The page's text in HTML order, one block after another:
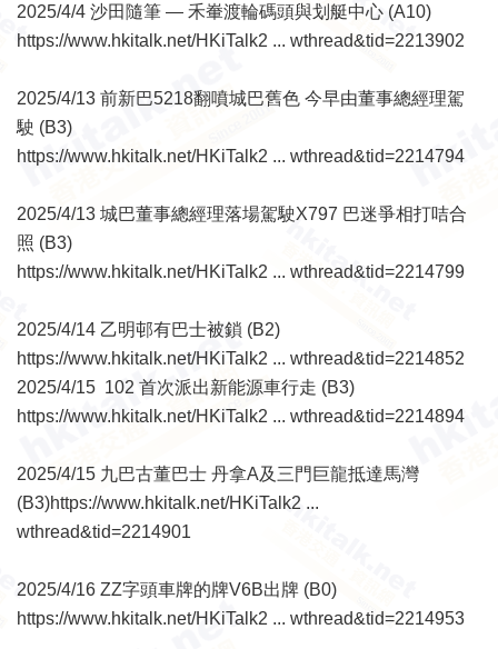
2025/4/4 沙田隨筆 — 禾輋渡輪碼頭與划艇中心 (A10)
https://www.hkitalk.net/HKiTalk2 ... wthread&tid=2213902
2025/4/13 前新巴5218翻噴城巴舊色 今早由董事總經理駕
駛 (B3)
https://www.hkitalk.net/HKiTalk2 ... wthread&tid=2214794
2025/4/13 城巴董事總經理落場駕駛X797 巴迷爭相打咭合
照 (B3)
https://www.hkitalk.net/HKiTalk2 ... wthread&tid=2214799
2025/4/14 乙明邨有巴士被鎖 (B2)
https://www.hkitalk.net/HKiTalk2 ... wthread&tid=2214852
2025/4/15 102 首次派出新能源車行走 (B3)
https://www.hkitalk.net/HKiTalk2 ... wthread&tid=2214894
2025/4/15 九巴古董巴士 丹拿A及三門巨龍抵達馬灣
(B3)https://www.hkitalk.net/HKiTalk2 ...
wthread&tid=2214901
2025/4/16 ZZ字頭車牌的牌V6B出牌 (B0)
https://www.hkitalk.net/HKiTalk2 ... wthread&tid=2214953